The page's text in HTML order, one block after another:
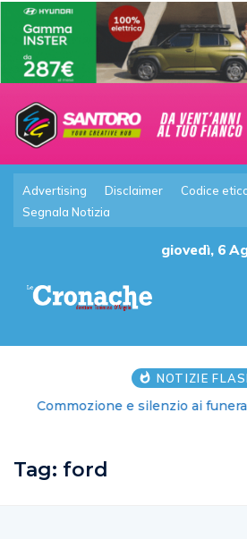
Advertising Disclaimer Codice
Segnala Notizia
giovedì, 6
NOTIZIE
Commozione e silenzio ai
Tag: ford